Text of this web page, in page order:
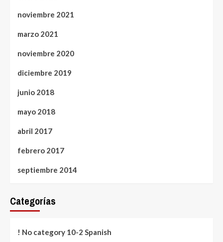
noviembre 2021
marzo 2021
noviembre 2020
diciembre 2019
junio 2018
mayo 2018
abril 2017
febrero 2017
septiembre 2014
Categorías
! No category 10-2 Spanish